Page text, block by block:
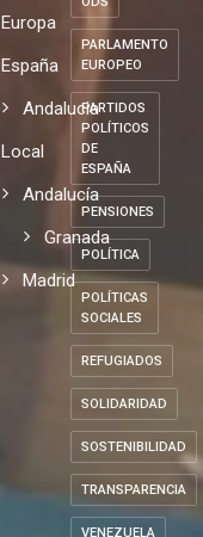
Europa
España
Andalucia
Local
Andalucía
Granada
Madrid
PARLAMENTO
EUROPEO
PARTIDOS
POLÍTICOS
DE
ESPAÑA
PENSIONES
POLÍTICA
POLÍTICAS
SOCIALES
REFUGIADOS
SOLIDARIDAD
SOSTENIBILIDAD
TRANSPARENCIA
VENEZUELA